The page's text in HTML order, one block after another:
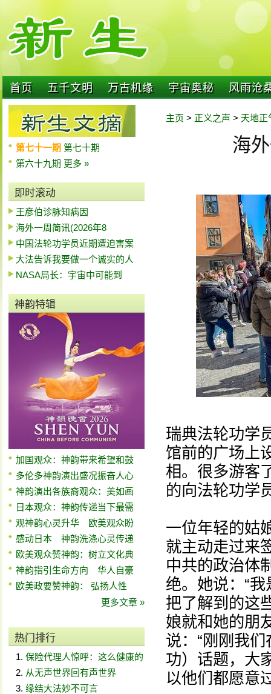
首页 五千文明 万古机缘 宇宙奥秘 风雨沧
第七十一期 第七十期
第六十九期 更多 »
即时滚动
王彦伯诊脉知病因
海外一周简讯(2026年8
中国法轮功学员近期遭迫害案
大法告诉我要做一个诚实的人
NASA局长：宇宙中可能到
神韵特辑
加国观众：神韵带来希望和鼓
多伦多神韵演出盛况振奋人心
神韵演出各族裔观众：美如画
日本观众：神韵传递当下最需
观神韵心灵升华 欧美观众盼
感动日本 神韵洗涤心灵传递
欧美观众赞神韵：树立文化典
神韵指引生命方向 华人自豪
欧美政要赞神韵： 弘扬人性
更多文章 »
热门排行
保险代理人惊呼：这么健康的
从无声世界回有声世界
缘结大法妙不可言
主页 > 正义之声 > 天地正
海
瑞典法轮功学
馆前的广场上
相。很多游客
的向法轮功学
一位年轻的姑
就主动走过来
中共的政治体
绝。她说：“
把了解到的这
娘就和她的朋
说：“刚刚我
功）话题，大
以他们都愿意